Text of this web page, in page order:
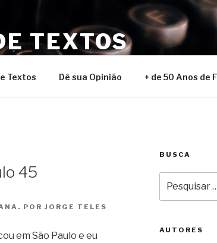
TEXTOS
Textos Dê sua Opinião + de 50 Anos de
45
POR JORGE TELES
em São Paulo e eu
BUSCA
por:
AUTORES